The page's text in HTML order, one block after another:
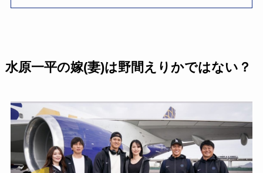
水原一平の嫁(妻)は野間えりかではない？